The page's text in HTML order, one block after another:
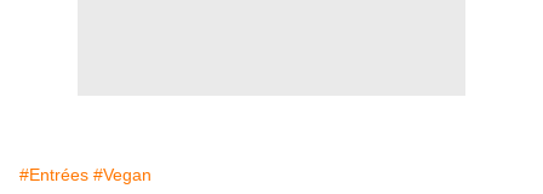
#Entrées #Vegan